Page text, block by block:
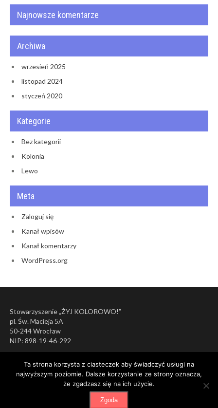
Najnowsze komentarze
Archiwa
wrzesień 2025
listopad 2024
styczeń 2020
Kategorie
Bez kategorii
Kolonia
Lewo
Meta
Zaloguj się
Kanał wpisów
Kanał komentarzy
WordPress.org
Stowarzyszenie „ŻYJ KOLOROWO!”
pl. Św. Macieja 5A
50-244 Wrocław
NIP: 898-19-46-292
Ta strona korzysta z ciasteczek aby świadczyć usługi na
najwyższym poziomie. Dalsze korzystanie ze strony oznacza,
że zgadzasz się na ich użycie.
Zgoda